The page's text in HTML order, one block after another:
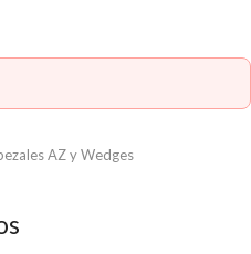
AZ y Wedges